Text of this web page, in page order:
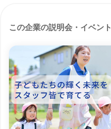
この企業の説明会・イベント